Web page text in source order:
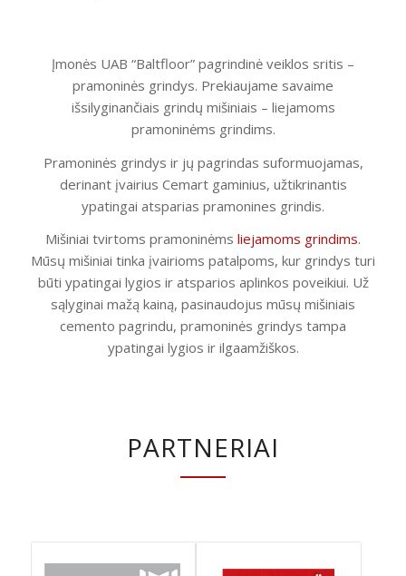
Įmonės UAB “Baltfloor” pagrindinė veiklos sritis –
pramoninės grindys. Prekiaujame savaime
išsilyginančiais grindų mišiniais – liejamoms
pramoninėms grindims.
Pramoninės grindys ir jų pagrindas suformuojamas,
derinant įvairius Cemart gaminius, užtikrinantis
ypatingai atsparias pramonines grindis.
Mišiniai tvirtoms pramoninėms liejamoms grindims.
Mūsų mišiniai tinka įvairioms patalpoms, kur grindys turi
būti ypatingai lygios ir atsparios aplinkos poveikiui. Už
sąlyginai mažą kainą, pasinaudojus mūsų mišiniais
cemento pagrindu, pramoninės grindys tampa
ypatingai lygios ir ilgaamžiškos.
PARTNERIAI